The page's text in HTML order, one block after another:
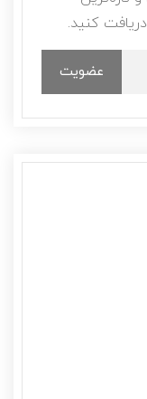
کنید.
عضویت